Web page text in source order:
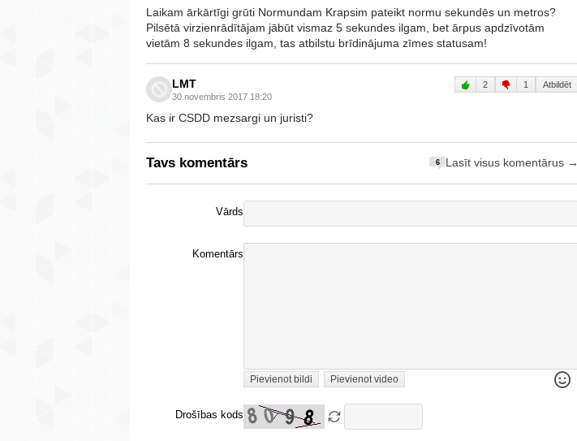
Laikam ārkārtīgi grūti Normundam Krapsim pateikt normu sekundēs un metros?
Pilsētā virzienrādītājam jābūt vismaz 5 sekundes ilgam, bet ārpus apdzīvotām
vietām 8 sekundes ilgam, tas atbilstu brīdinājuma zīmes statusam!
LMT
30.novembris 2017 18:20
2 1 Atbildēt
Kas ir CSDD mezsargi un juristi?
Tavs komentārs 6 Lasīt visus komentārus →
Vārds
Komentārs
Pievienot bildi Pievienot video
Drošības kods